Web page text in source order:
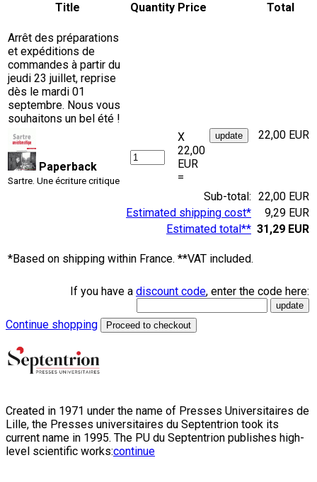
Arrêt des préparations
et expéditions de
commandes à partir du
jeudi 23 juillet, reprise
dès le mardi 01
septembre. Nous vous
souhaitons un bel été !
Title Quantity Price Total
Paperback
Sartre. Une écriture critique
X
22,00
EUR
=
22,00 EUR
Sub-total: 22,00 EUR
Estimated shipping cost*
9,29 EUR
Estimated total** 31,29 EUR
*Based on shipping within France. **VAT included.
If you have a discount code, enter the code here:
Continue shopping Proceed to checkout
Created in 1971 under the name of Presses Universitaires de
Lille, the Presses universitaires du Septentrion took its
current name in 1995. The PU du Septentrion publishes high-
level scientific works:continue